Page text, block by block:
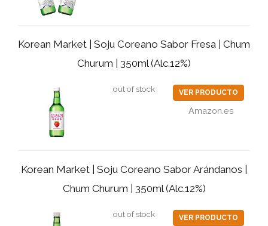
Korean Market | Soju Coreano Sabor Fresa | Chum
Churum | 350ml (Alc.12%)
out of stock VER PRODUCTO
Amazon.es
Korean Market | Soju Coreano Sabor Arándanos |
Chum Churum | 350ml (Alc.12%)
out of stock VER PRODUCTO